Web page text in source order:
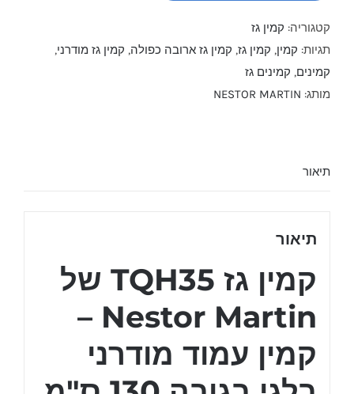
קטגוריה: קמין גז
תגיות: קמין, קמין גז, קמין גז ארובה כפולה, קמין גז מודרני,
קמינים, קמינים גז
מותג: NESTOR MARTIN
תיאור
תיאור
קמין גז TQH35 של
Nestor Martin –
קמין עמוד מודרני